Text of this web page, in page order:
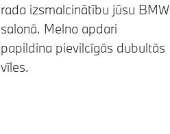
rada izsmalcinātību jūsu BMW
salonā. Melno apdari
papildina pievilcīgās dubultās
vīles.